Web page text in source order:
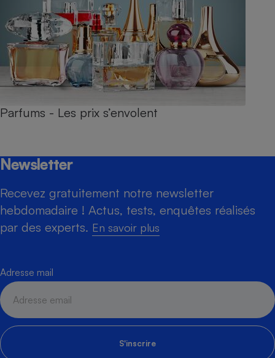
Parfums - Les prix s’envolent
Newsletter
Recevez gratuitement notre newsletter
hebdomadaire ! Actus, tests, enquêtes réalisés
par des experts. En savoir plus
Adresse mail
S'inscrire